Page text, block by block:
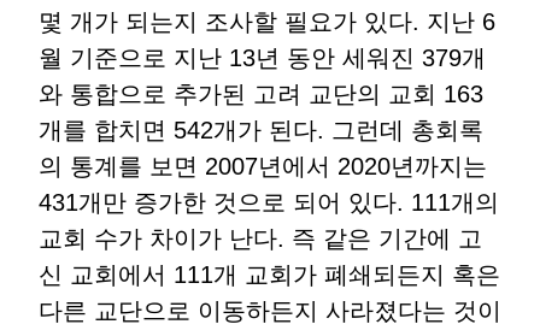
몇 개가 되는지 조사할 필요가 있다. 지난 6
월 기준으로 지난 13년 동안 세워진 379개
와 통합으로 추가된 고려 교단의 교회 163
개를 합치면 542개가 된다. 그런데 총회록
의 통계를 보면 2007년에서 2020년까지는
431개만 증가한 것으로 되어 있다. 111개의
교회 수가 차이가 난다. 즉 같은 기간에 고
신 교회에서 111개 교회가 폐쇄되든지 혹은
다른 교단으로 이동하든지 사라졌다는 것이